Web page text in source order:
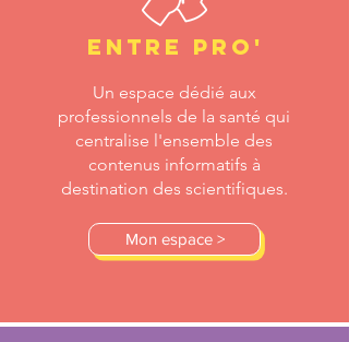
ENTRE PRO'
Un espace dédié aux
professionnels de la santé qui
centralise l'ensemble des
contenus informatifs à
destination des scientifiques.
Mon espace >